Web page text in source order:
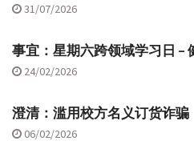
31/07/2026
事宜：星期六跨领域学习日 –
24/02/2026
澄清：滥用校方名义订货诈骗
06/02/2026